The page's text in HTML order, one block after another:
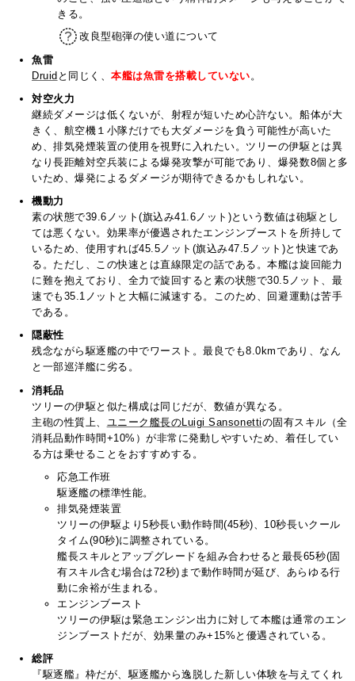
きる。
改良型砲弾の使い道について
魚雷
Druid と同じく、本艦は魚雷を搭載していない。
対空火力
継続ダメージは低くないが、射程が短いため心許ない。船体が大
きく、航空機１小隊だけでも大ダメージを負う可能性が高いた
め、排気発煙装置の使用を視野に入れたい。ツリーの伊駆とは異
なり長距離対空兵装による爆発攻撃が可能であり、爆発数8個と多
いため、爆発によるダメージが期待できるかもしれない。
機動力
素の状態で39.6ノット(旗込み41.6ノット)という数値は砲駆とし
ては悪くない。効果率が優遇されたエンジンブーストを所持して
いるため、使用すれば45.5ノット(旗込み47.5ノット)と快速であ
る。ただし、この快速とは直線限定の話である。本艦は旋回能力
に難を抱えており、全力で旋回すると素の状態で30.5ノット、最
速でも35.1ノットと大幅に減速する。このため、回避運動は苦手
である。
隠蔽性
残念ながら駆逐艦の中でワースト。最良でも8.0kmであり、なん
と一部巡洋艦に劣る。
消耗品
ツリーの伊駆と似た構成は同じだが、数値が異なる。
主砲の性質上、 ユニーク艦長のLuigi Sansonettiの固有スキル（全
消耗品動作時間+10%）が非常に発動しやすいため、着任してい
る方は乗せることをおすすめする。
応急工作班
駆逐艦の標準性能。
排気発煙装置
ツリーの伊駆より5秒長い動作時間(45秒)、10秒長いクール
タイム(90秒)に調整されている。
艦長スキルとアップグレードを組み合わせると最長65秒(固
有スキル含む場合は72秒)まで動作時間が延び、あらゆる行
動に余裕が生まれる。
エンジンブースト
ツリーの伊駆は緊急エンジン出力に対して本艦は通常のエン
ジンブーストだが、効果量のみ+15%と優遇されている。
総評
『駆逐艦』枠だが、駆逐艦から逸脱した新しい体験を与えてくれ